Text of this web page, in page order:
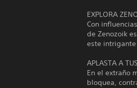
EXPLORA
Con
de Zenozoik
este intrigante
APLASTA A
En el extraño
bloquea,